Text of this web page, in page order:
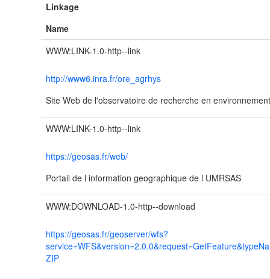
Linkage
Name
WWW:LINK-1.0-http--link
http://www6.inra.fr/ore_agrhys
Site Web de l'observatoire de recherche en
WWW:LINK-1.0-http--link
https://geosas.fr/web/
Portail de l information geographique de l UMRSAS
WWW:DOWNLOAD-1.0-http--download
https://geosas.fr/geoserver/wfs?
ZIP